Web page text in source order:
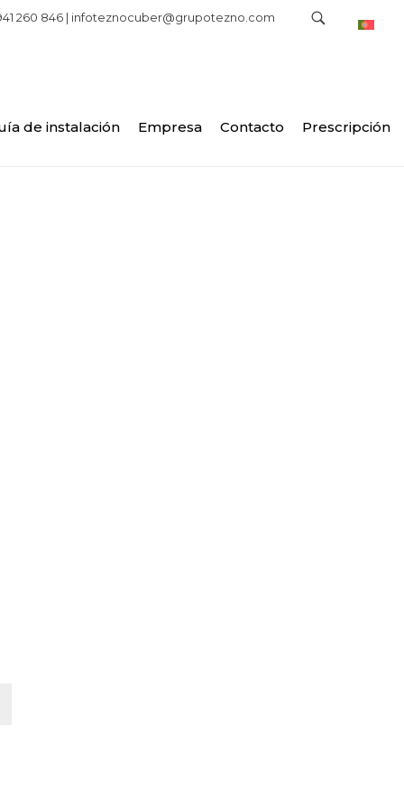
260 846 | infoteznocuber@grupotezno.com
de instalación Empresa Contacto Prescripción